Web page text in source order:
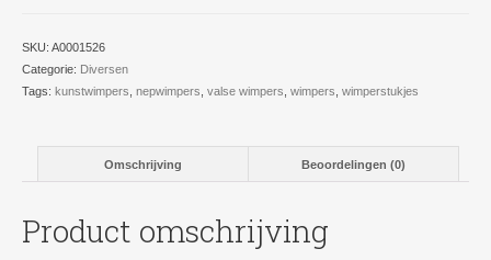
SKU: A0001526
Categorie: Diversen
Tags: kunstwimpers nepwimpers valse wimpers wimpers wimperstukjes
Omschrijving Beoordelingen (0)
Product omschrijving